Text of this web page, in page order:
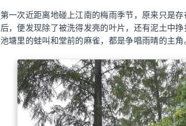
第一次近距离地碰上江南的梅雨季节，原来只是
后，便发现除了被洗得发亮的叶片，还有泥土中
池塘里的蛙叫和堂前的麻雀，都是争唱雨晴的主角